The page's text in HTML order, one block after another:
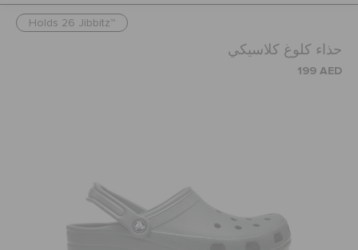
Holds 26 Jibbitz™
حذاء كلوغ كلاسيكي
199 AED